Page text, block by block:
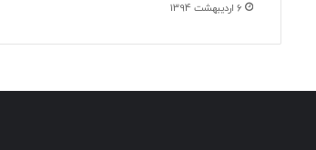
6 اردیبهشت 1394